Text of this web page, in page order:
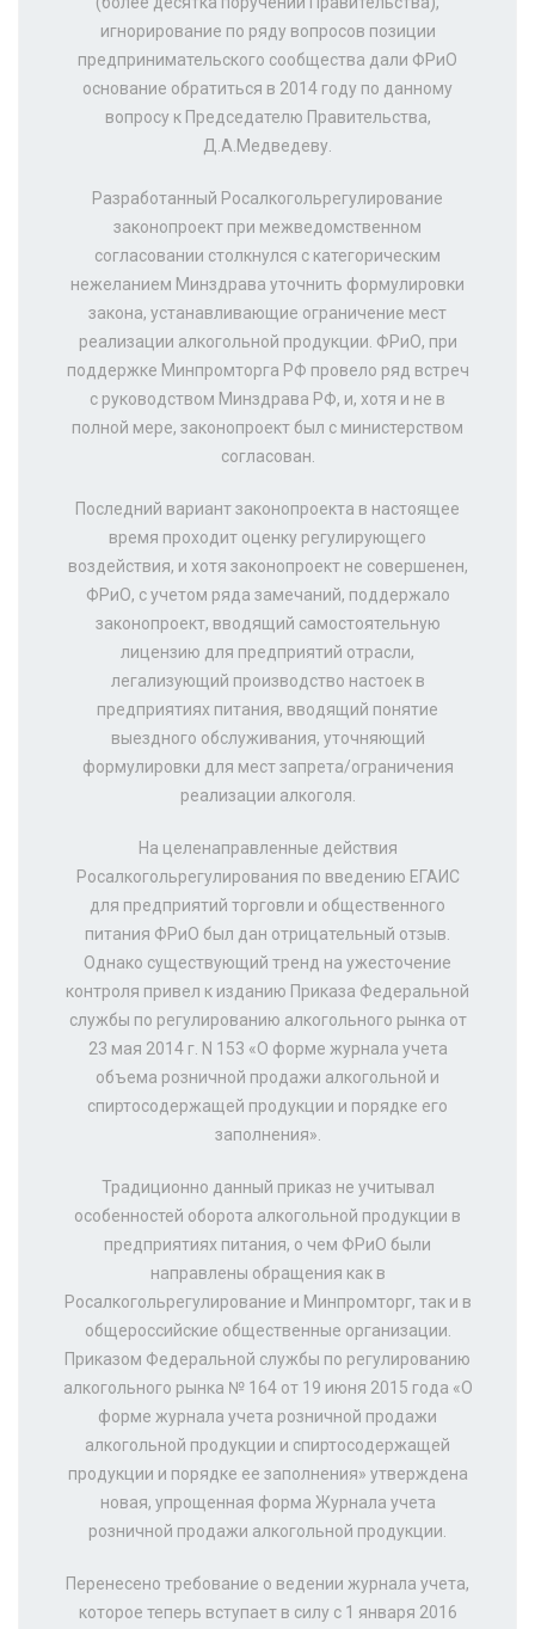
игнорирование по ряду вопросов позиции
предпринимательского сообщества дали ФРиО
основание обратиться в 2014 году по данному
вопросу к Председателю Правительства,
Д.А.Медведеву.
Разработанный Росалкогольрегулирование
законопроект при межведомственном
согласовании столкнулся с категорическим
нежеланием Минздрава уточнить формулировки
закона, устанавливающие ограничение мест
реализации алкогольной продукции. ФРиО, при
поддержке Минпромторга РФ провело ряд встреч
с руководством Минздрава РФ, и, хотя и не в
полной мере, законопроект был с министерством
согласован.
Последний вариант законопроекта в настоящее
время проходит оценку регулирующего
воздействия, и хотя законопроект не совершенен,
ФРиО, с учетом ряда замечаний, поддержало
законопроект, вводящий самостоятельную
лицензию для предприятий отрасли,
легализующий производство настоек в
предприятиях питания, вводящий понятие
выездного обслуживания, уточняющий
формулировки для мест запрета/ограничения
реализации алкоголя.
На целенаправленные действия
Росалкогольрегулирования по введению ЕГАИС
для предприятий торговли и общественного
питания ФРиО был дан отрицательный отзыв.
Однако существующий тренд на ужесточение
контроля привел к изданию Приказа Федеральной
службы по регулированию алкогольного рынка от
23 мая 2014 г. N 153 «О форме журнала учета
объема розничной продажи алкогольной и
спиртосодержащей продукции и порядке его
заполнения».
Традиционно данный приказ не учитывал
особенностей оборота алкогольной продукции в
предприятиях питания, о чем ФРиО были
направлены обращения как в
Росалкогольрегулирование и Минпромторг, так и в
общероссийские общественные организации.
Приказом Федеральной службы по регулированию
алкогольного рынка № 164 от 19 июня 2015 года «О
форме журнала учета розничной продажи
алкогольной продукции и спиртосодержащей
продукции и порядке ее заполнения» утверждена
новая, упрощенная форма Журнала учета
розничной продажи алкогольной продукции.
Перенесено требование о ведении журнала учета,
которое теперь вступает в силу с 1 января 2016